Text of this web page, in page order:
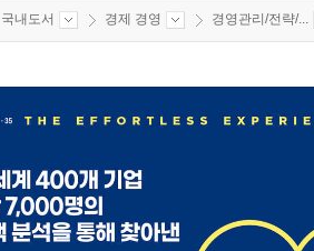
국내도서 경제 경영 경영관리/전략/...